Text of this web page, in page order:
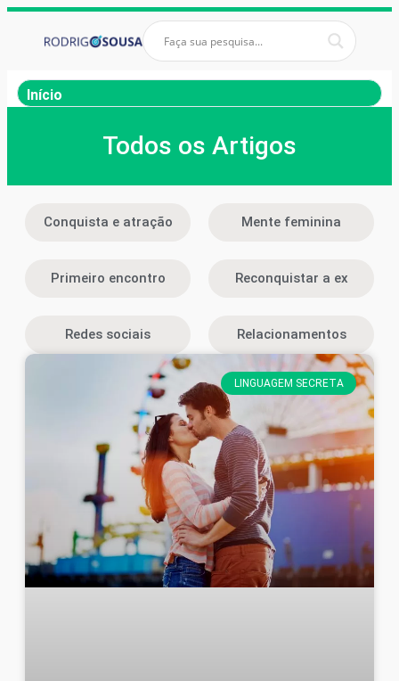
Início
Todos os Artigos
Conquista e atração Mente feminina
Primeiro encontro Reconquistar a ex
Redes sociais Relacionamentos
LINGUAGEM SECRETA